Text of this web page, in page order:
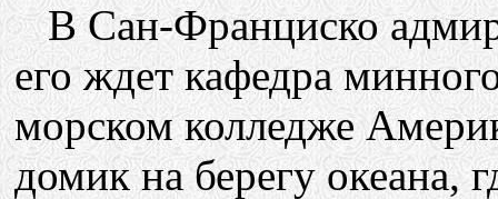
В Сан-Франциско
его ждет кафедра
морском колледже
домик на берегу океана,